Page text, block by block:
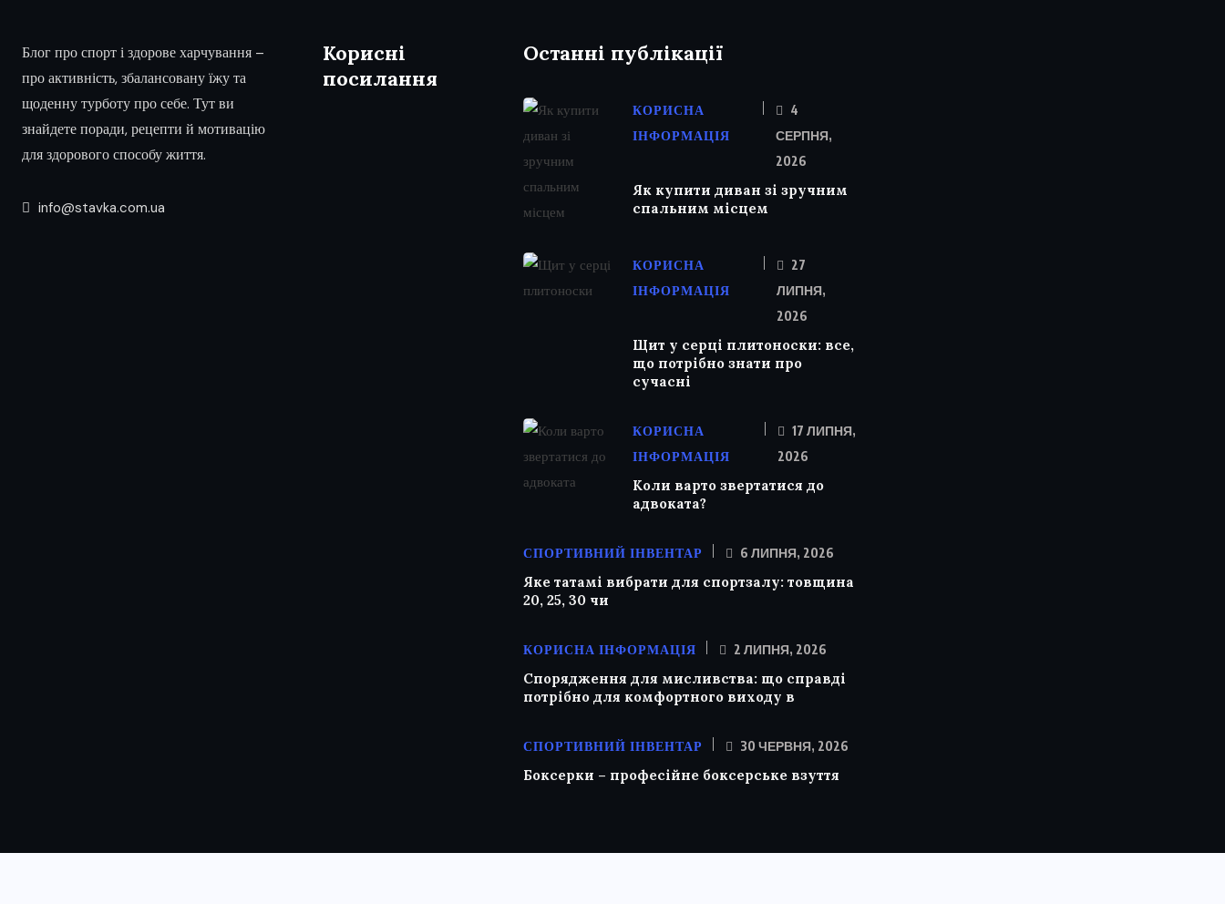
Блог про спорт і здорове харчування –
про активність, збалансовану їжу та
щоденну турботу про себе. Тут ви
знайдете поради, рецепти й мотивацію
для здорового способу життя.
info@stavka.com.ua
Корисні
посилання
Останні публікації
КОРИСНА
ІНФОРМАЦІЯ
4
СЕРПНЯ,
2026
Як купити диван зі зручним
спальним місцем
КОРИСНА
ІНФОРМАЦІЯ
27
ЛИПНЯ,
2026
Щит у серці плитоноски: все,
що потрібно знати про
сучасні
КОРИСНА
ІНФОРМАЦІЯ
17 ЛИПНЯ,
2026
Коли варто звертатися до
адвоката?
СПОРТИВНИЙ ІНВЕНТАР 6 ЛИПНЯ, 2026
Яке татамі вибрати для спортзалу: товщина
20, 25, 30 чи
КОРИСНА ІНФОРМАЦІЯ 2 ЛИПНЯ, 2026
Спорядження для мисливства: що справді
потрібно для комфортного виходу в
СПОРТИВНИЙ ІНВЕНТАР 30 ЧЕРВНЯ, 2026
Боксерки – професійне боксерське взуття